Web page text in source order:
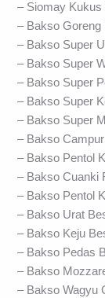
– Siomay Kukus
– Bakso Goreng
– Bakso Super
– Bakso Super
– Bakso Super
– Bakso Super
– Bakso Super
– Bakso
– Bakso Pentol
– Bakso Cuanki
– Bakso Pentol
– Bakso Urat
– Bakso Keju
– Bakso Pedas
– Bakso
– Bakso Wagyu